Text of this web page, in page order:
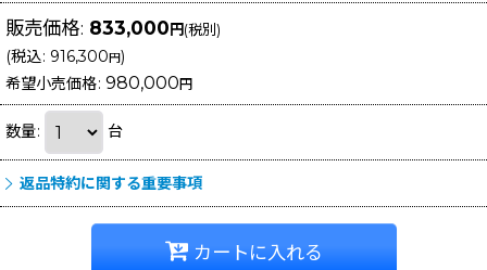
販売価格: 833,000円(税別)
(税込: 916,300 円)
希望小売価格: 980,000 円
数量: 台
返品特約に関する重要事項
カートに入れる